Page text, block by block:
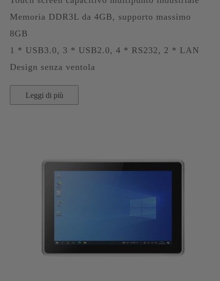
Memoria DDR3L da 4GB, supporto massimo
8GB
1 * USB3.0, 3 * USB2.0, 4 * RS232, 2 * LAN
Design senza ventola
Leggi di più